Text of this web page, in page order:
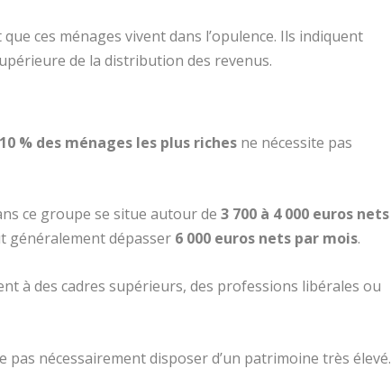
ces ménages vivent dans l’opulence. Ils indiquent
de la distribution des revenus.
10 % des ménages les plus riches ne nécessite pas
ce groupe se situe autour de3 700 à 4 000 euros nets
généralement dépasser 6 000 euros nets par mois.
à des cadres supérieurs, des professions libérales ou
nécessairement disposer d’un patrimoine très élevé.